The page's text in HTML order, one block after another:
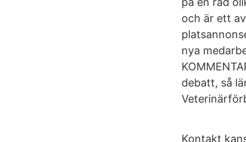
och är ett
nya
debatt, så
Kontakt